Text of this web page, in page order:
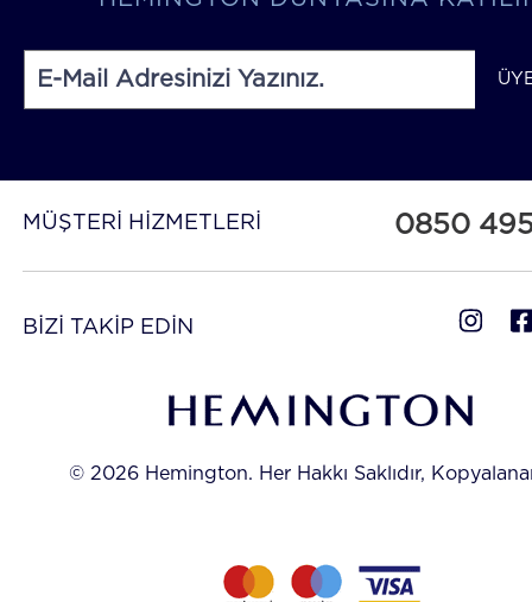
MÜŞTERİ HİZMETLERİ 0850
BİZİ TAKİP EDİN
© 2026 Hemington. Her Hakkı Saklıdır,